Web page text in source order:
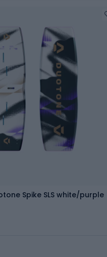
Spike SLS white/purple